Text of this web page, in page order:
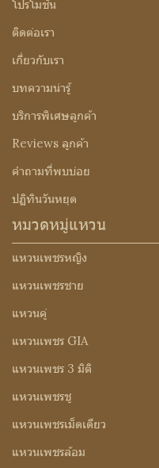
โปรโมชั่น
ติดต่อเรา
เกี่ยวกับเรา
บทความน่ารู้
บริการพิเศษลูกค้า
Reviews ลูกค้า
คำถามที่พบบ่อย
ปฏิทินวันหยุด
หมวดหมู่แหวน
แหวนเพชรหญิง
แหวนเพชรชาย
แหวนคู่
แหวนเพชร GIA
แหวนเพชร 3 มิติ
แหวนเพชรชู
แหวนเพชรเม็ดเดียว
แหวนเพชรล้อม